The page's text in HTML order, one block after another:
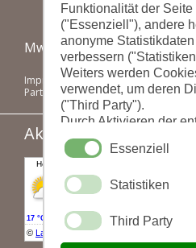
Funktionalität der
("Essenziell"), andere
anonyme
verbessern
Weiters werden
verwendet, um deren
("Third Party").
Durch Aktivieren der
Schaltflächen
Cookies zum Einsatz
"Auswahl speichern"
der ausgewählten
Ihre Einwilligung
Essenziell
Statistiken
Third Party
Mwst-Nr.: IT02939560211
Impressum | Datenschutz | Cookies
Partner: www.suedtirol-ferien.it |
Aktuelles Wetter: